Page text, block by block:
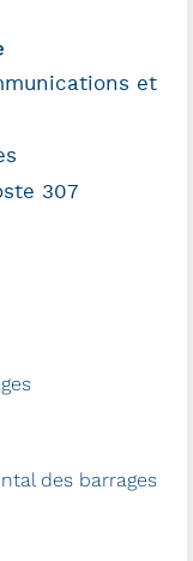
et
307
des barrages